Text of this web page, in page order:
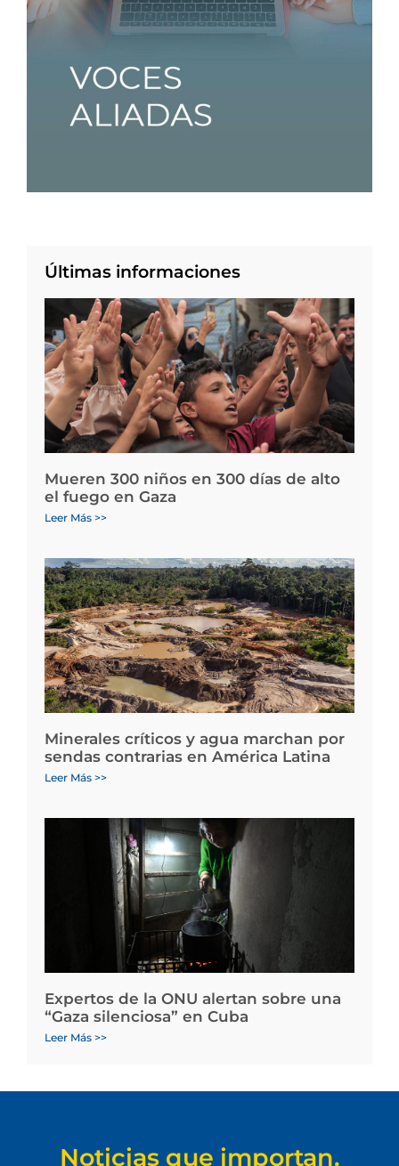
Últimas informaciones
Mueren 300 niños en 300 días de alto
el fuego en Gaza
Leer Más >>
Minerales críticos y agua marchan por
sendas contrarias en América Latina
Leer Más >>
Expertos de la ONU alertan sobre una
“Gaza silenciosa” en Cuba
Leer Más >>
Noticias que importan.